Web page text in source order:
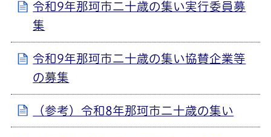
令和9年那珂市二十歳の集い実行委員募
集
令和9年那珂市二十歳の集い協賛企業等
の募集
（参考）令和8年那珂市二十歳の集い